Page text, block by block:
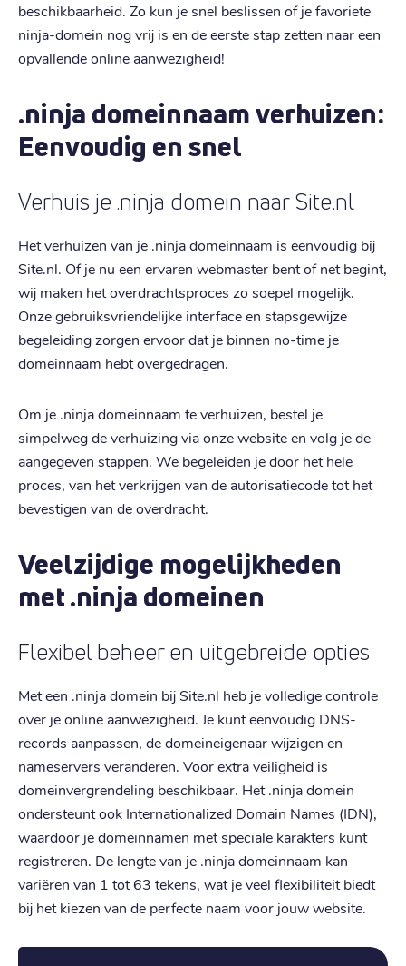
beschikbaarheid. Zo kun je snel beslissen of je favoriete
ninja-domein nog vrij is en de eerste stap zetten naar een
opvallende online aanwezigheid!
.ninja domeinnaam verhuizen:
Eenvoudig en snel
Verhuis je .ninja domein naar Site.nl
Het verhuizen van je .ninja domeinnaam is eenvoudig bij
Site.nl. Of je nu een ervaren webmaster bent of net begint,
wij maken het overdrachtsproces zo soepel mogelijk.
Onze gebruiksvriendelijke interface en stapsgewijze
begeleiding zorgen ervoor dat je binnen no-time je
domeinnaam hebt overgedragen.
Om je .ninja domeinnaam te verhuizen, bestel je
simpelweg de verhuizing via onze website en volg je de
aangegeven stappen. We begeleiden je door het hele
proces, van het verkrijgen van de autorisatiecode tot het
bevestigen van de overdracht.
Veelzijdige mogelijkheden
met .ninja domeinen
Flexibel beheer en uitgebreide opties
Met een .ninja domein bij Site.nl heb je volledige controle
over je online aanwezigheid. Je kunt eenvoudig DNS-
records aanpassen, de domeineigenaar wijzigen en
nameservers veranderen. Voor extra veiligheid is
domeinvergrendeling beschikbaar. Het .ninja domein
ondersteunt ook Internationalized Domain Names (IDN),
waardoor je domeinnamen met speciale karakters kunt
registreren. De lengte van je .ninja domeinnaam kan
variëren van 1 tot 63 tekens, wat je veel flexibiliteit biedt
bij het kiezen van de perfecte naam voor jouw website.